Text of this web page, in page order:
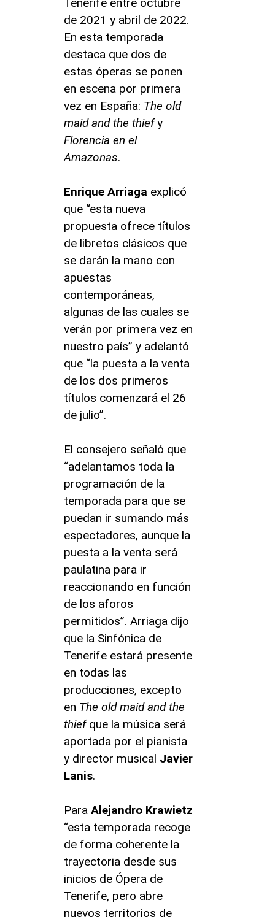
de 2021 y abril de 2022.
En esta temporada
destaca que dos de
estas óperas se ponen
en escena por primera
vez en España: The old
maid and the thiefy
Florencia en el
Amazonas.
Enrique Arriaga explicó
que “esta nueva
propuesta ofrece títulos
de libretos clásicos que
se darán la mano con
apuestas
contemporáneas,
algunas de las cuales se
verán por primera vez en
nuestro país” y adelantó
que “la puesta a la venta
de los dos primeros
títulos comenzará el 26
de julio”.
El consejero señaló que
“adelantamos toda la
programación de la
temporada para que se
puedan ir sumando más
espectadores, aunque la
puesta a la venta será
paulatina para ir
reaccionando en función
de los aforos
permitidos”. Arriaga dijo
que la Sinfónica de
Tenerife estará presente
en todas las
producciones, excepto
en The old maid and the
thiefque la música será
aportada por el pianista
y director musical Javier
Lanis.
Para Alejandro Krawietz
“esta temporada recoge
de forma coherente la
trayectoria desde sus
inicios de Ópera de
Tenerife, pero abre
nuevos territorios de